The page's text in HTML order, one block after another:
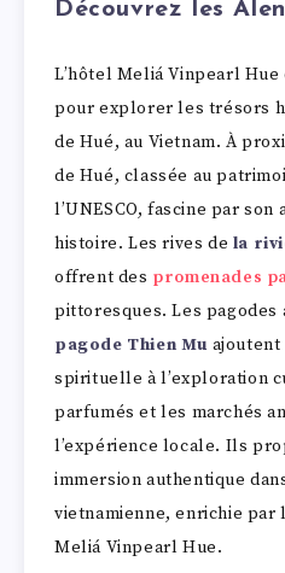
Découvrez les
L’hôtel Meliá Vinpearl
pour explorer les trésors
de Hué, au Vietnam. À
de Hué, classée au
l’UNESCO, fascine par
histoire. Les rives de la
offrent des promenades
pittoresques. Les pagodes
pagode Thien Mu ajoutent
spirituelle à l’exploration
parfumés et les marchés
l’expérience locale. Ils
immersion authentique
vietnamienne, enrichie par
Meliá Vinpearl Hue.